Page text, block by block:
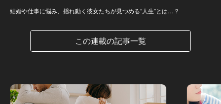
結婚や仕事に悩み、揺れ動く彼女たちが見つめる“人生”とは…？
この連載の記事一覧